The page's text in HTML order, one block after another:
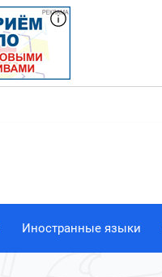
Иностранные языки